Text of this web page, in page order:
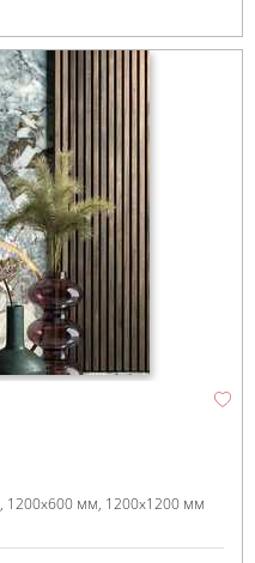
1200x600 мм 1200x1200 мм